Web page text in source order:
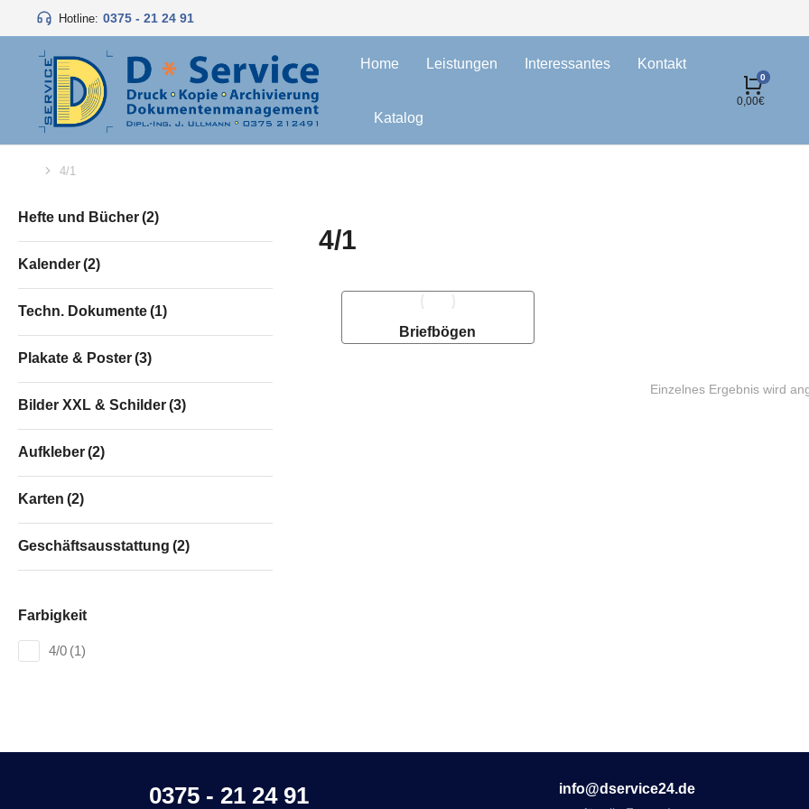
Hotline: 0375 - 21 24 91
Home Leistungen Interessantes Kontakt
Katalog
0,00€
Sie befinden sich hier:
4/1
Hefte und Bücher(2)
Kalender(2)
Techn. Dokumente(1)
Plakate & Poster(3)
Bilder XXL & Schilder(3)
Aufkleber(2)
Karten (2)
Geschäftsausstattung (2)
Farbigkeit
4/0 (1)
4/1
Briefbögen
Einzelnes Ergebnis wird
0375 - 21 24 91 info@dservice24.de